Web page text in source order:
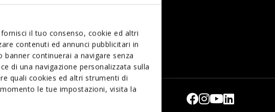
il tuo consenso, cookie ed altri
contenuti ed annunci pubblicitari in
continuerai a navigare senza
di una navigazione personalizzata sulla
quali cookies ed altri strumenti di
le tue impostazioni, visita la